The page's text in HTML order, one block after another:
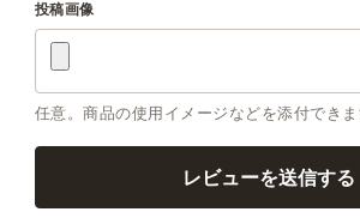
投稿画像
任意。商品の使用イメージなどを添付できま